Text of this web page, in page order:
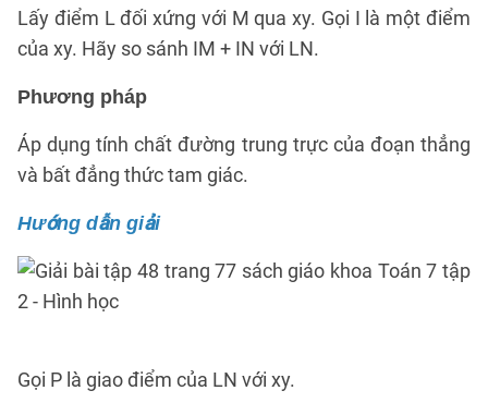
Lấy điểm L đối xứng với M qua xy. Gọi I là một điểm
của xy. Hãy so sánh IM + IN với LN.
Phương pháp
Áp dụng tính chất đường trung trực của đoạn thẳng
và bất đẳng thức tam giác.
Hướng dẫn giải
Gọi P là giao điểm của LN với xy.